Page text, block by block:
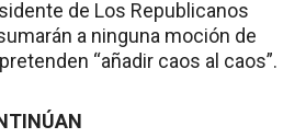
de Los Republicanos
a ninguna moción de
“añadir caos al caos”.